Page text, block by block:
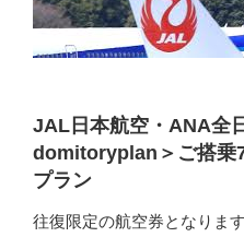
JAL日本航空・ANA全
domitoryplan＞ご搭乗
プラン
往復限定の航空券となりま